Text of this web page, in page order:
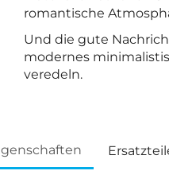
romantische
Und die gute
modernes
veredeln.